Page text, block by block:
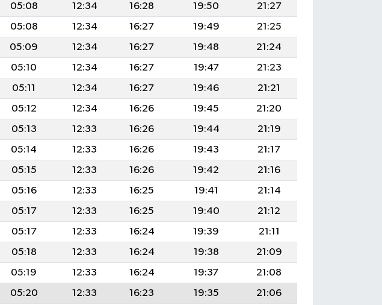
05:08 12:34 16:28 19:50
21:27
05:08 12:34 16:27 19:49
21:25
05:09 12:34 16:27 19:48
21:24
05:10 12:34 16:27 19:47
21:23
05:11 12:34 16:27 19:46
21:21
05:12 12:34 16:26 19:45
21:20
05:13 12:33 16:26 19:44
21:19
05:14 12:33 16:26 19:43
21:17
05:15 12:33 16:26 19:42
21:16
05:16 12:33 16:25 19:41
21:14
05:17 12:33 16:25 19:40
21:12
05:17 12:33 16:24 19:39
21:11
05:18 12:33 16:24 19:38
21:09
05:19 12:33 16:24 19:37
21:08
05:20 12:33 16:23 19:35
21:06